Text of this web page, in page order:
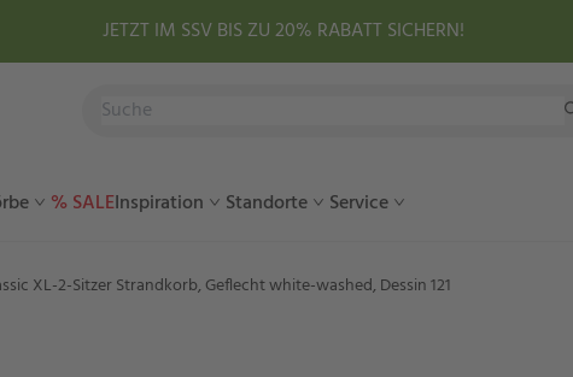
JETZT IM SSV BIS ZU 20% RABATT SICHERN!
% SALEInspiration Standorte Service
XL-2-Sitzer Strandkorb, Geflecht white-washed, Dessin 121